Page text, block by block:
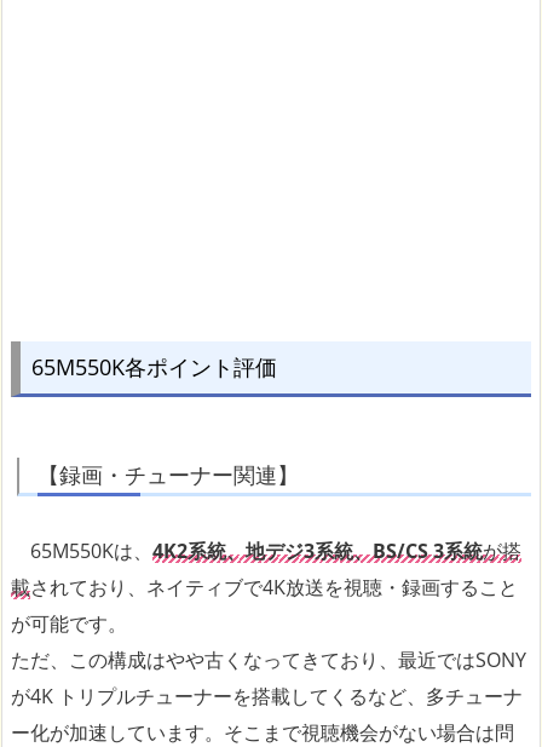
65M550K各ポイント評価
【録画・チューナー関連】
65M550Kは、 4K2系統、地デジ3系統、BS/CS 3系統が搭
載されており、ネイティブで4K放送を視聴・録画すること
が可能です。
ただ、この構成はやや古くなってきており、最近ではSONY
が4K トリプルチューナーを搭載してくるなど、多チューナ
ー化が加速しています。そこまで視聴機会がない場合は問